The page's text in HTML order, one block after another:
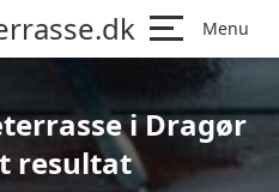
Menu
i Dragør
resultat